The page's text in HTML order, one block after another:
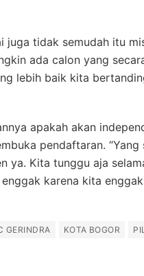
juga tidak semudah itu
ada calon yang
lebih baik kita
apakah akan
pendaftaran.
ya. Kita tunggu aja
karena kita
GERINDRA KOTA BOGOR